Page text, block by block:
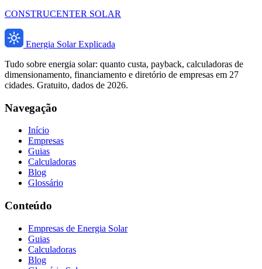
CONSTRUCENTER SOLAR
Energia Solar Explicada
Tudo sobre energia solar: quanto custa, payback, calculadoras de
dimensionamento, financiamento e diretório de empresas em 27
cidades. Gratuito, dados de 2026.
Navegação
Início
Empresas
Guias
Calculadoras
Blog
Glossário
Conteúdo
Empresas de Energia Solar
Guias
Calculadoras
Blog